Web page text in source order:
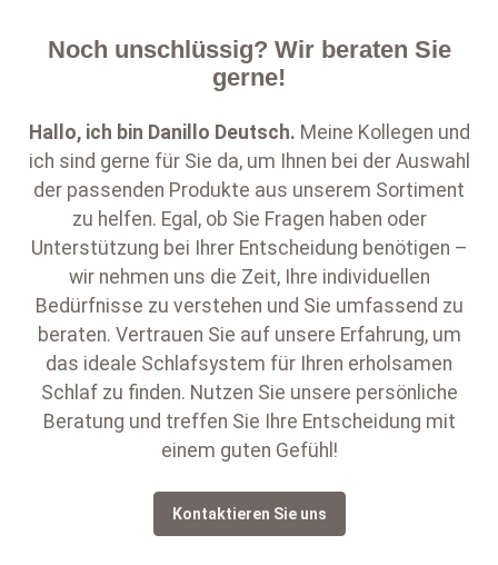
Noch unschlüssig? Wir beraten Sie
gerne!
Hallo, ich bin Danillo Deutsch. Meine Kollegen und
ich sind gerne für Sie da, um Ihnen bei der Auswahl
der passenden Produkte aus unserem Sortiment
zu helfen. Egal, ob Sie Fragen haben oder
Unterstützung bei Ihrer Entscheidung benötigen –
wir nehmen uns die Zeit, Ihre individuellen
Bedürfnisse zu verstehen und Sie umfassend zu
beraten. Vertrauen Sie auf unsere Erfahrung, um
das ideale Schlafsystem für Ihren erholsamen
Schlaf zu finden. Nutzen Sie unsere persönliche
Beratung und treffen Sie Ihre Entscheidung mit
einem guten Gefühl!
Kontaktieren Sie uns